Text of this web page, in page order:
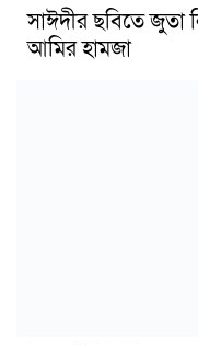
সাঈদীর ছবিতে জুতা
আমির হামজা